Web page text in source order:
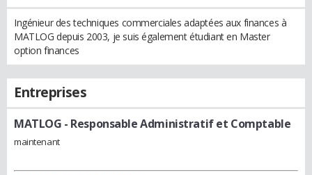
Ingénieur des techniques commerciales adaptées aux finances à
MATLOG depuis 2003, je suis également étudiant en Master
option finances
Entreprises
MATLOG - Responsable Administratif et Comptable
maintenant